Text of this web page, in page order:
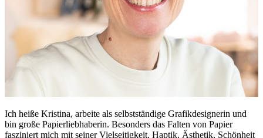
Ich heiße Kristina, arbeite als selbstständige Grafikdesignerin und
bin große Papierliebhaberin. Besonders das Falten von Papier
fasziniert mich mit seiner Vielseitigkeit, Haptik, Ästhetik, Schönheit